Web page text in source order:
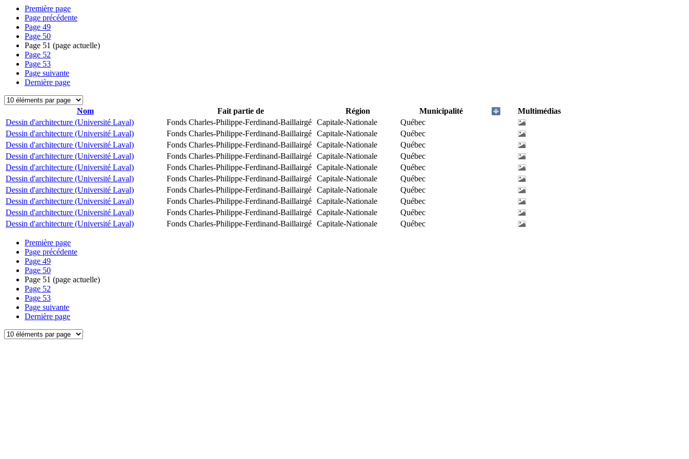
Première page
Page précédente
Page 49
Page 50
Page 51 (page actuelle)
Page 52
Page 53
Page suivante
Dernière page
Nom Fait partie de Région Municipalité
Multimédias
Dessin d'architecture (Université Laval)
Fonds Charles-Philippe-Ferdinand-Baillairgé Capitale-Nationale
Québec
Dessin d'architecture (Université Laval)
Fonds Charles-Philippe-Ferdinand-Baillairgé Capitale-Nationale
Québec
Dessin d'architecture (Université Laval)
Fonds Charles-Philippe-Ferdinand-Baillairgé Capitale-Nationale
Québec
Dessin d'architecture (Université Laval)
Fonds Charles-Philippe-Ferdinand-Baillairgé Capitale-Nationale
Québec
Dessin d'architecture (Université Laval)
Fonds Charles-Philippe-Ferdinand-Baillairgé Capitale-Nationale
Québec
Dessin d'architecture (Université Laval)
Fonds Charles-Philippe-Ferdinand-Baillairgé Capitale-Nationale
Québec
Dessin d'architecture (Université Laval)
Fonds Charles-Philippe-Ferdinand-Baillairgé Capitale-Nationale
Québec
Dessin d'architecture (Université Laval)
Fonds Charles-Philippe-Ferdinand-Baillairgé Capitale-Nationale
Québec
Dessin d'architecture (Université Laval)
Fonds Charles-Philippe-Ferdinand-Baillairgé Capitale-Nationale
Québec
Dessin d'architecture (Université Laval)
Fonds Charles-Philippe-Ferdinand-Baillairgé Capitale-Nationale Québec
Première page
Page précédente
Page 49
Page 50
Page 51 (page actuelle)
Page 52
Page 53
Page suivante
Dernière page